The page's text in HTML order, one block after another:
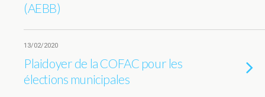
(AEBB)
13/02/2020
Plaidoyer de la COFAC pour les
élections municipales